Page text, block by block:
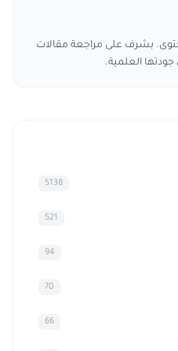
بشرف على مراجعة مقالات
جودتها العلمية.
5138
521
94
70
66